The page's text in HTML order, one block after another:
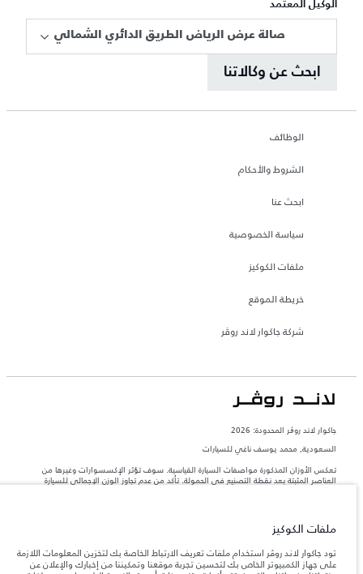
الوكيل المعتمد
صالة عرض الرياض الطريق الدائري الشمالي
ابحث عن وكالاتنا
الوظائف
الشروط والأحكام
ابحث عنا
سياسة الخصوصية
ملفات الكوكيز
خريطة الموقع
شركة جاكوار لاند روڤر
جاكوار لاند روڨر المحدودة: 2026
السعودية, محمد يوسف ناغي للسيارات
تعكس الأوزان المذكورة مواصفات السيارة القياسية. سوف تؤثر الإكسسوارات وغيرها من
العناصر المثبتة بعد نقطة التصنيع في الحمولة. تأكد من عدم تجاوز الوزن الإجمالي للسيارة
المعلومات والمواصفات والأسعار والألوان المذكورة على هذا الموقع قد تختلف من بلد إلى
آخر، كما أنّها قد تتغير بدون إشعار مسبق. الرجاء التواصل مع وكيلنا المحلي للتأكد من توفّرها
والتحقق من الأسعار.
ملفات الكوكيز
تود جاكوار لاند روڤر استخدام ملفات تعريف الارتباط الخاصة بك لتخزين المعلومات اللازمة
على جهاز الكمبيوتر الخاص بك لتحسين تجربة موقعنا وتمكيننا من إخبارك والإعلان عن